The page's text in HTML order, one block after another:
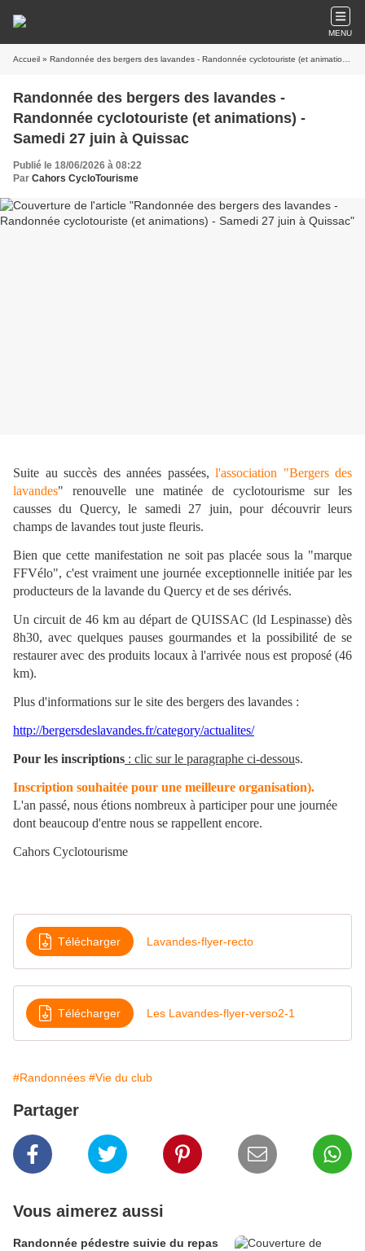
MENU
Accueil » Randonnée des bergers des lavandes - Randonnée cyclotouriste (et animations) - Samedi 27 juin à Quissac
Randonnée des bergers des lavandes -
Randonnée cyclotouriste (et animations) -
Samedi 27 juin à Quissac
Publié le 18/06/2026 à 08:22
Par Cahors CycloTourisme
Suite au succès des années passées, l'association "Bergers des
lavandes" renouvelle une matinée de cyclotourisme sur les
causses du Quercy, le samedi 27 juin, pour découvrir leurs
champs de lavandes tout juste fleuris.
Bien que cette manifestation ne soit pas placée sous la "marque
FFVélo", c'est vraiment une journée exceptionnelle initiée par les
producteurs de la lavande du Quercy et de ses dérivés.
Un circuit de 46 km au départ de QUISSAC (ld Lespinasse) dès
8h30, avec quelques pauses gourmandes et la possibilité de se
restaurer avec des produits locaux à l'arrivée nous est proposé (46
km).
Plus d'informations sur le site des bergers des lavandes :
http://bergersdeslavandes.fr/category/actualites/
Pour les inscriptions : clic sur le paragraphe ci-dessous.
Inscription souhaitée pour une meilleure organisation).
L'an passé, nous étions nombreux à participer pour une journée
dont beaucoup d'entre nous se rappellent encore.
Cahors Cyclotourisme
Télécharger Lavandes-flyer-recto
Télécharger Les Lavandes-flyer-verso2-1
#Randonnées #Vie du club
Partager
Vous aimerez aussi
Randonnée pédestre suivie du repas